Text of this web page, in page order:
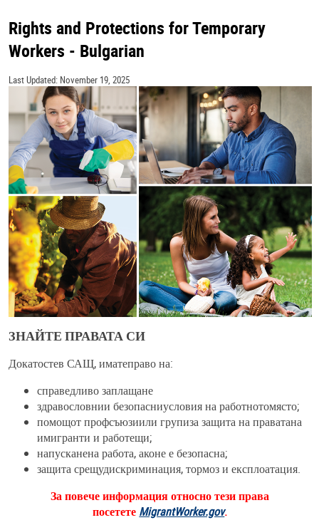
Rights and Protections for Temporary
Workers - Bulgarian
Last Updated: November 19, 2025
ЗНАЙТЕ ПРАВАТА СИ
Докатостев САЩ, иматеправо на:
справедливо заплащане
здравословнии безопасниусловия на работнотомясто;
помощот профсъюзиили групиза защита на праватана
имигранти и работещи;
напусканена работа, аконе е безопасна;
защита срещудискриминация, тормоз и експлоатация.
За повече информация относно тези права
посетете MigrantWorker.gov.